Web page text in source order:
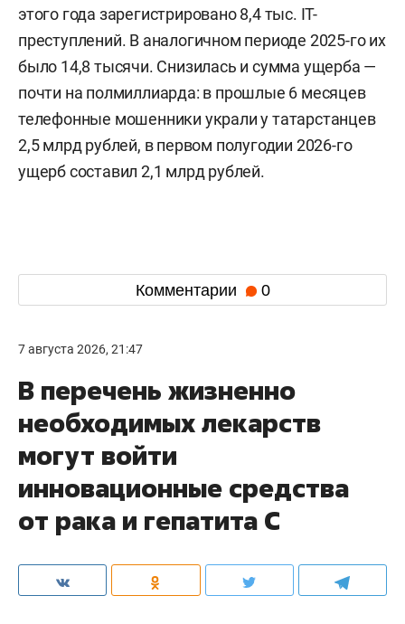
этого года зарегистрировано 8,4 тыс. IT-
преступлений. В аналогичном периоде 2025-го их
было 14,8 тысячи. Снизилась и сумма ущерба —
почти на полмиллиарда: в прошлые 6 месяцев
телефонные мошенники украли у татарстанцев
2,5 млрд рублей, в первом полугодии 2026-го
ущерб составил 2,1 млрд рублей.
Комментарии 0
7 августа 2026, 21:47
В перечень жизненно
необходимых лекарств
могут войти
инновационные средства
от рака и гепатита С